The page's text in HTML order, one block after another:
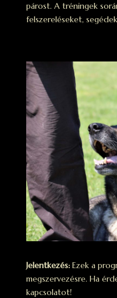
párost. A tréningek
felszereléseket,
Jelentkezés:Ezek a
megszervezésre. Ha
kapcsolatot!